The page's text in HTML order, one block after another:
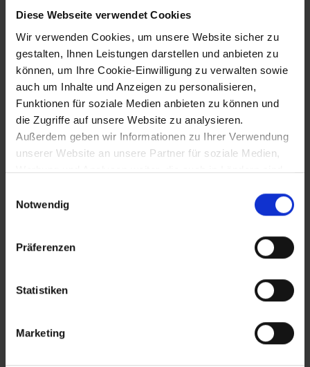
Diese Webseite verwendet Cookies
Wir verwenden Cookies, um unsere Website sicher zu
gestalten, Ihnen Leistungen darstellen und anbieten zu
können, um Ihre Cookie-Einwilligung zu verwalten sowie
auch um Inhalte und Anzeigen zu personalisieren,
Funktionen für soziale Medien anbieten zu können und
die Zugriffe auf unsere Website zu analysieren.
Außerdem geben wir Informationen zu Ihrer Verwendung
unserer Website an unsere Partner für soziale Medien,
Werbung und Analysen weiter, die auch in Ländern sind,
gegeben ist, und in denen Sie Ihre Rechte uU nicht
effektiv durchsetzen können. Unsere Partner führen
diese Informationen möglicherweise mit weiteren Daten
zusammen, die Sie ihnen bereitgestellt haben oder die
haben.
Notwendig
Präferenzen
Statistiken
Marketing
20.5.1996
Millenniumsfest in Neuhofen/Ybbs
5.6.1996
50-Jahr-Jubiläum der NÖ
Wirtschaftskammer
14.7.1996
5.9.1996